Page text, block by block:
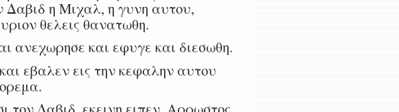
Δαβιδ η Μιχαλ, η γυνη αυτου,
θελεις θανατωθη.
ανεχωρησε και εφυγε και διεσωθη.
εβαλεν εις την κεφαλην αυτου